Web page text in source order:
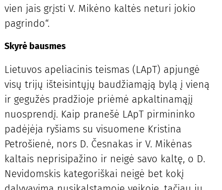
vien jais grįsti V. Mikėno kaltės neturi jokio
pagrindo“.
Skyrė bausmes
Lietuvos apeliacinis teismas (LApT) apjungė
visų trijų išteisintųjų baudžiamąją bylą į vieną
ir gegužės pradžioje priėmė apkaltinamąjį
nuosprendį. Kaip pranešė LApT pirmininko
padėjėja ryšiams su visuomene Kristina
Petrošienė, nors D. Česnakas ir V. Mikėnas
kaltais neprisipažino ir neigė savo kaltę, o D.
Nevidomskis kategoriškai neigė bet kokį